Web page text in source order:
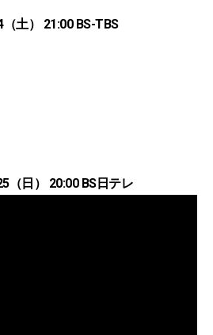
土） 21:00 BS-TBS
（日） 20:00 BS日テレ